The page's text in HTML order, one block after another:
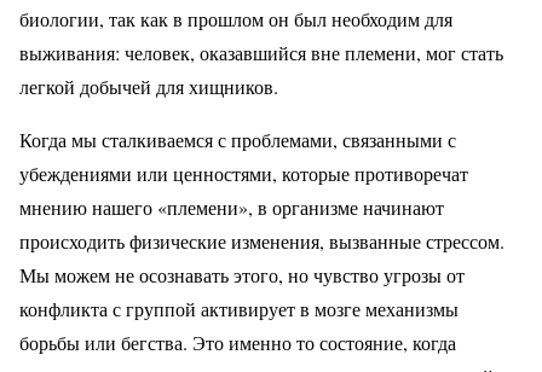
биологии, так как в прошлом он был необходим для
выживания: человек, оказавшийся вне племени, мог стать
легкой добычей для хищников.
Когда мы сталкиваемся с проблемами, связанными с
убеждениями или ценностями, которые противоречат
мнению нашего «племени», в организме начинают
происходить физические изменения, вызванные стрессом.
Мы можем не осознавать этого, но чувство угрозы от
конфликта с группой активирует в мозге механизмы
борьбы или бегства. Это именно то состояние, когда